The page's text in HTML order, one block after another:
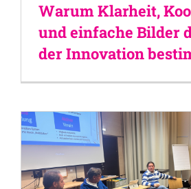
Warum Klarheit,
und einfache Bilder
der Innovation